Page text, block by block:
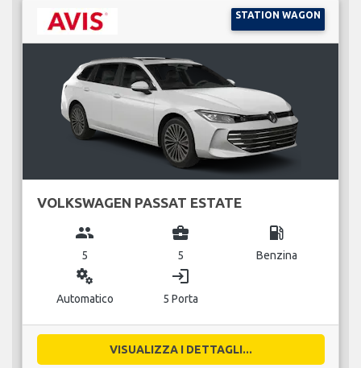
STATION WAGON
VOLKSWAGEN PASSAT ESTATE
group
5
business_center
5
local_gas_station
Benzina
miscellaneous_services
Automatico
login
5 Porta
VISUALIZZA I DETTAGLI...